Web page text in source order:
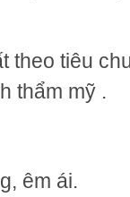
theo tiêu
thẩm mỹ .
êm ái.